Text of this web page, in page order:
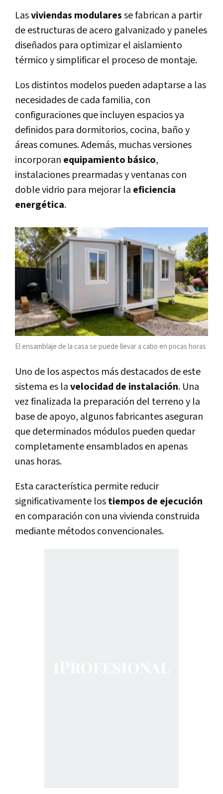
Lasviviendas modularesse fabrican a partir
de estructuras de acero galvanizado y paneles
diseñados para optimizar el aislamiento
térmico y simplificar el proceso de montaje.
Los distintos modelos pueden adaptarse a las
necesidades de cada familia, con
configuraciones que incluyen espacios ya
definidos para dormitorios, cocina, baño y
áreas comunes. Además, muchas versiones
incorporan equipamiento básico,
instalaciones prearmadas y ventanas con
doble vidrio para mejorar la eficiencia
energética.
El ensamblaje de la casa se puede llevar a cabo en pocas horas
Uno de los aspectos más destacados de este
sistema es lavelocidad de instalación. Una
vez finalizada la preparación del terreno y la
base de apoyo, algunos fabricantes aseguran
que determinados módulos pueden quedar
completamente ensamblados en apenas
unas horas.
Esta característica permite reducir
significativamente lostiempos de ejecución
en comparación con una vivienda construida
mediante métodos convencionales.